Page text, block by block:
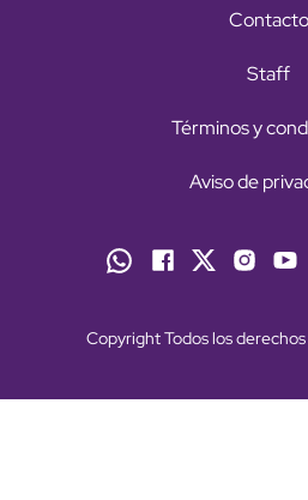
Contacto
Staff
Términos y
Aviso de
Copyright Todos los